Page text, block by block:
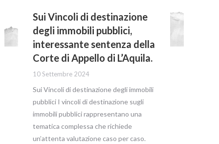
Sui Vincoli di destinazione
degli immobili pubblici,
interessante sentenza della
Corte di Appello di L’Aquila.
10 Settembre 2024
Sui Vincoli di destinazione degli immobili
pubblici I vincoli di destinazione sugli
immobili pubblici rappresentano una
tematica complessa che richiede
un’attenta valutazione caso per caso.